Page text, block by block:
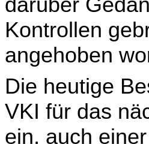
Kontrollen
angehoben
Die heutige
VKI für das
ein, auch